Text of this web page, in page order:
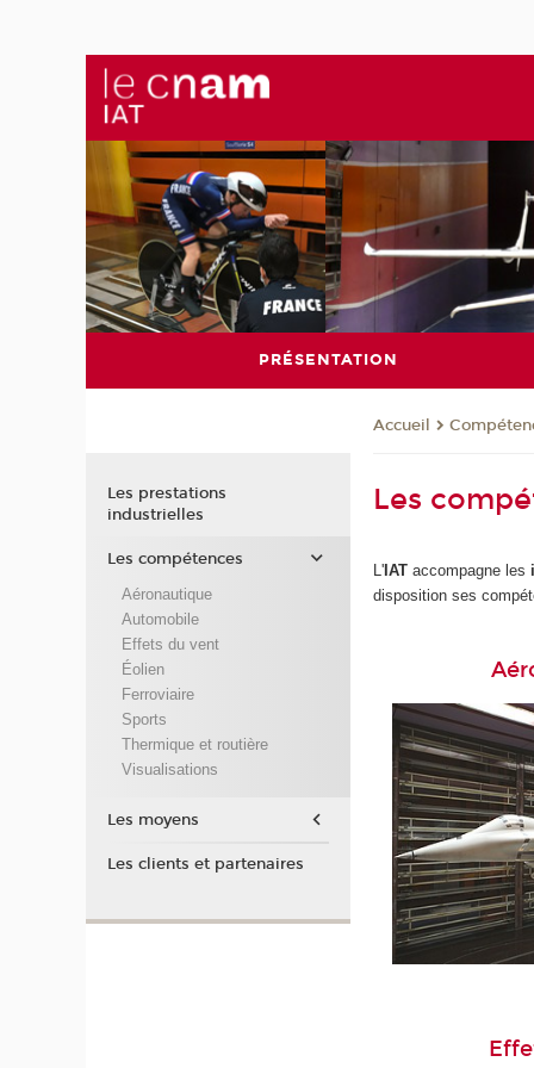
PRÉSENTATION
Accueil
Les
L' IAT accompagne les
disposition ses
Les prestations
industrielles
Les compétences
Aéronautique
Automobile
Effets du vent
Éolien
Ferroviaire
Sports
Thermique et routière
Visualisations
Les moyens
Les clients et partenaires